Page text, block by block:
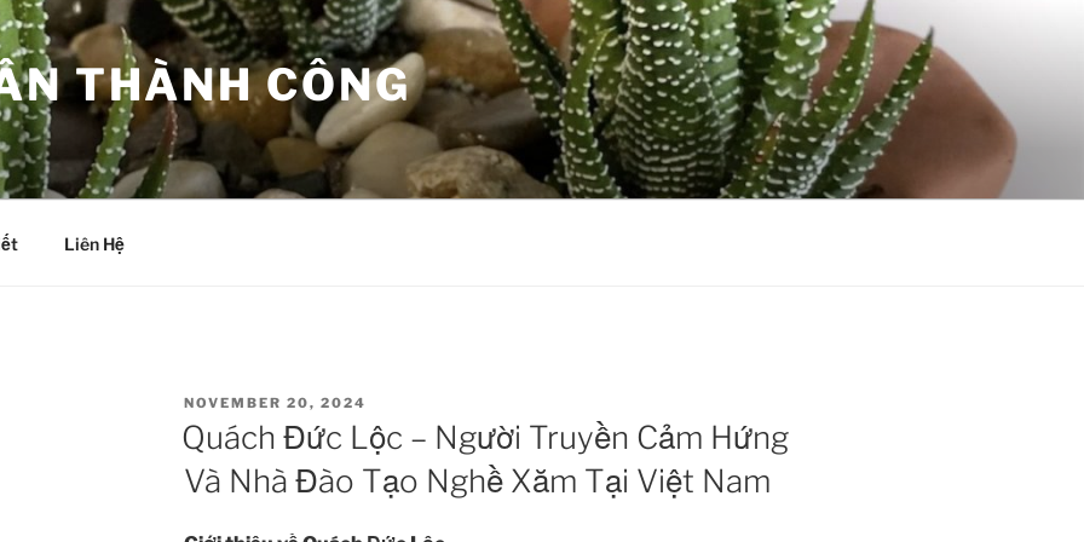
THÀNH CÔNG
Liên Hệ
POSTED
ON
NOVEMBER 20, 2024
Quách Đức Lộc – Người Truyền Cảm Hứng
Và Nhà Đào Tạo Nghề Xăm Tại Việt Nam